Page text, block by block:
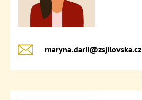
maryna.darii@​zsjilovska.cz